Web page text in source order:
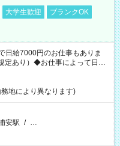
大学生歓迎
ブランクOK
給7000円のお仕事もありま
あり）◆お仕事によって日給
地により異なります)
安駅 / …